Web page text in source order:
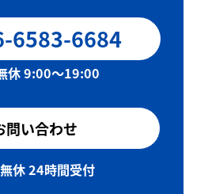
6583-6684
休 9:00〜19:00
問い合わせ
休 24時間受付